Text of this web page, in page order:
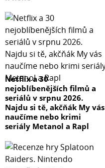
Netflix a 30
nejoblíbenějších filmů a
seriálů v srpnu 2026.
Najdu si tě, akčňák My vás
naučíme nebo krimi
seriály Metanol a Rapl